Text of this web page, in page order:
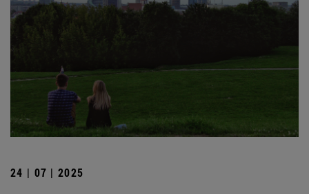
24 | 07 | 2025